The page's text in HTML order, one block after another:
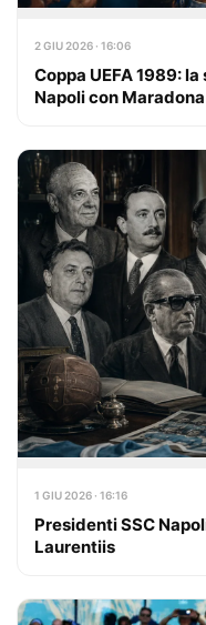
2 GIU 2026 · 16:06
Coppa UEFA 1989:
Napoli con Maradona
1 GIU 2026 · 16:16
Presidenti SSC
Laurentiis